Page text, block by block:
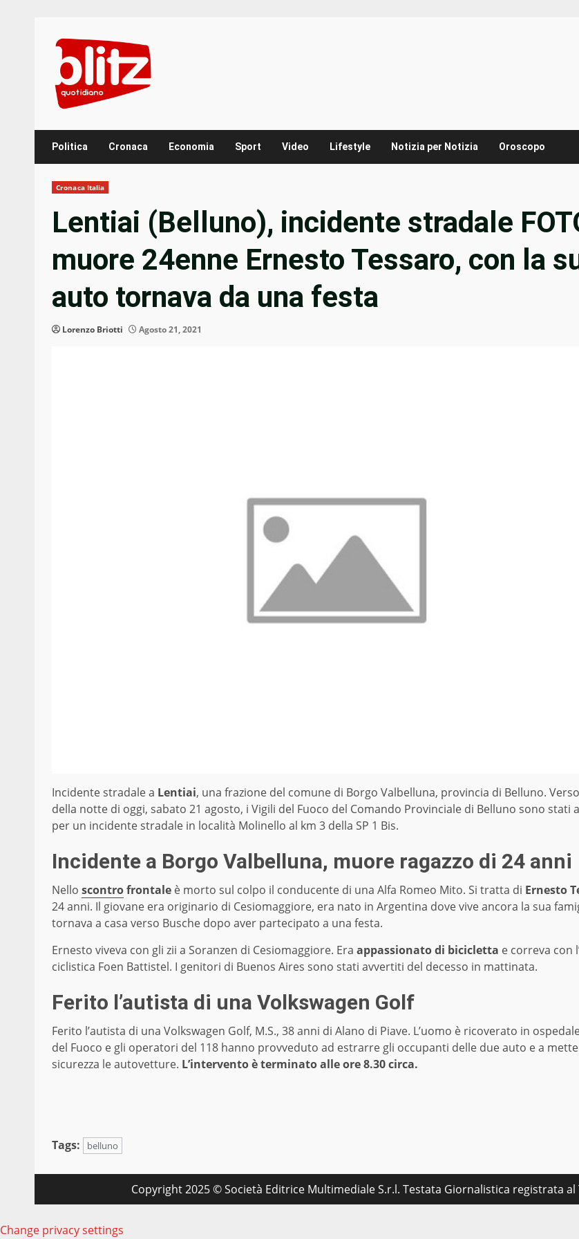
content
Politica Cronaca Economia Sport Video Lifestyle Notizia per Notizia Oroscopo
Cronaca Italia
Lentiai (Belluno), incidente stradale
muore 24enne Ernesto Tessaro, con la
auto tornava da una festa
Lorenzo Briotti Agosto 21, 2021
Incidente stradale a Lentiai, una frazione del comune di Borgo Valbelluna, provincia di Belluno.
della notte di oggi, sabato 21 agosto, i Vigili del Fuoco del Comando Provinciale di Belluno sono stati
per un incidente stradale in località Molinello al km 3 della SP 1 Bis.
Incidente a Borgo Valbelluna, muore ragazzo di 24 anni
Nello scontrofrontale è morto sul colpo il conducente di una Alfa Romeo Mito. Si tratta di Ernesto
24 anni. Il giovane era originario di Cesiomaggiore, era nato in Argentina dove vive ancora la sua
tornava a casa verso Busche dopo aver partecipato a una festa.
Ernesto viveva con gli zii a Soranzen di Cesiomaggiore. Era appassionato di bicicletta e correva con
ciclistica Foen Battistel. I genitori di Buenos Aires sono stati avvertiti del decesso in mattinata.
Ferito l’autista di una Volkswagen Golf
Ferito l’autista di una Volkswagen Golf, M.S., 38 anni di Alano di Piave. L’uomo è ricoverato in
del Fuoco e gli operatori del 118 hanno provveduto ad estrarre gli occupanti delle due auto e a
sicurezza le autovetture. L’intervento è terminato alle ore 8.30 circa.
Tags: belluno
Copyright 2025 © Società Editrice Multimediale S.r.l. Testata Giornalistica registrata al
Change privacy settings